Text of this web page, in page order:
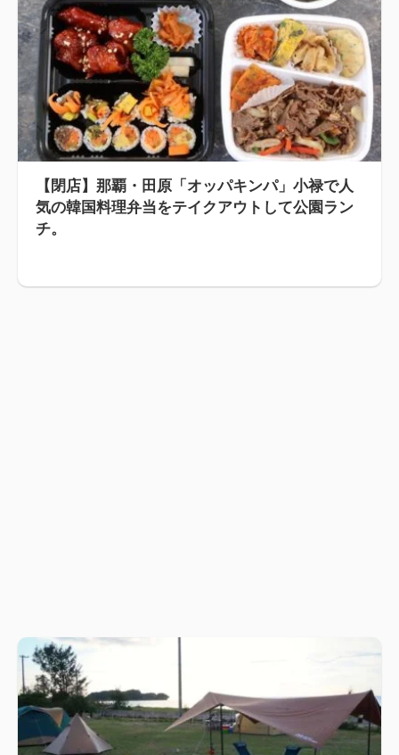
【閉店】那覇・田原「オッパキンパ」小禄で人
気の韓国料理弁当をテイクアウトして公園ラン
チ。